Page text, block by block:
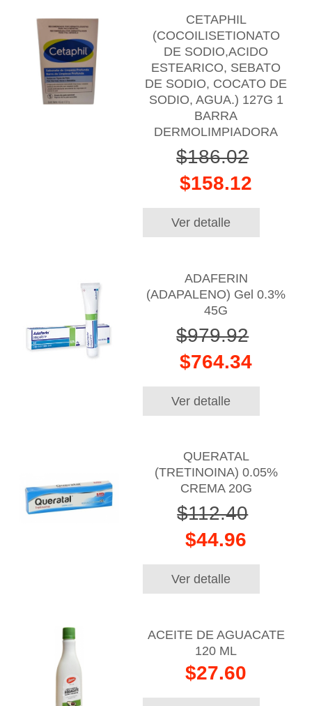
CETAPHIL
(COCOILISETIONATO
DE SODIO,ACIDO
ESTEARICO, SEBATO
DE SODIO, COCATO DE
SODIO, AGUA.) 127G 1
BARRA
DERMOLIMPIADORA
$186.02
$158.12
Ver detalle
ADAFERIN
(ADAPALENO) Gel 0.3%
45G
$979.92
$764.34
Ver detalle
QUERATAL
(TRETINOINA) 0.05%
CREMA 20G
$112.40
$44.96
Ver detalle
ACEITE DE AGUACATE
120 ML
$27.60